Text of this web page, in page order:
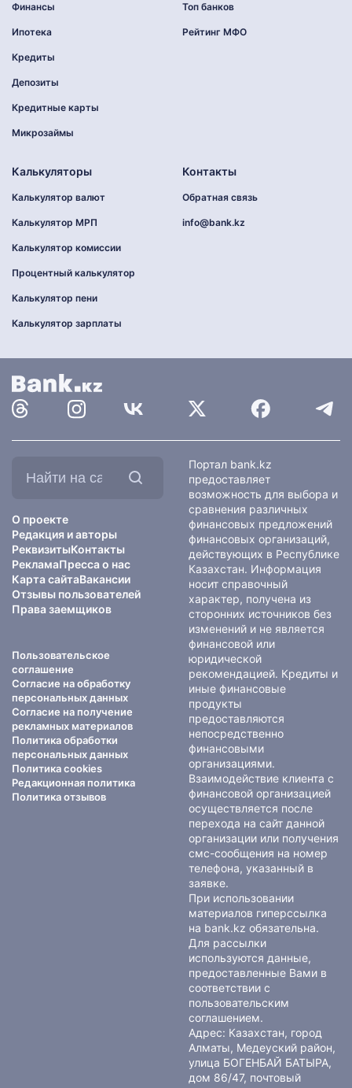
Финансы
Ипотека
Кредиты
Депозиты
Кредитные карты
Микрозаймы
Топ банков
Рейтинг МФО
Калькуляторы
Калькулятор валют
Калькулятор МРП
Калькулятор комиссии
Процентный калькулятор
Калькулятор пени
Калькулятор зарплаты
Контакты
Обратная связь
info@bank.kz
О проекте
Редакция и авторы
РеквизитыКонтакты
РекламаПресса о нас
Карта сайтаВакансии
Отзывы пользователей
Права заемщиков
Пользовательское
соглашение
Согласие на обработку
персональных данных
Согласие на получение
рекламных материалов
Политика обработки
персональных данных
Политика cookies
Редакционная политика
Политика отзывов
Портал bank.kz
предоставляет
возможность для выбора и
сравнения различных
финансовых предложений
финансовых организаций,
действующих в Республике
Казахстан. Информация
носит справочный
характер, получена из
сторонних источников без
изменений и не является
финансовой или
юридической
рекомендацией. Кредиты и
иные финансовые
продукты
предоставляются
непосредственно
финансовыми
организациями.
Взаимодействие клиента с
финансовой организацией
осуществляется после
перехода на сайт данной
организации или получения
смс-сообщения на номер
телефона, указанный в
заявке.
При использовании
материалов гиперссылка
на bank.kz обязательна.
Для рассылки
используются данные,
предоставленные Вами в
соответствии с
пользовательским
соглашением.
Адрес: Казахстан, город
Алматы, Медеуский район,
улица БОГЕНБАЙ БАТЫРА,
дом 86/47, почтовый